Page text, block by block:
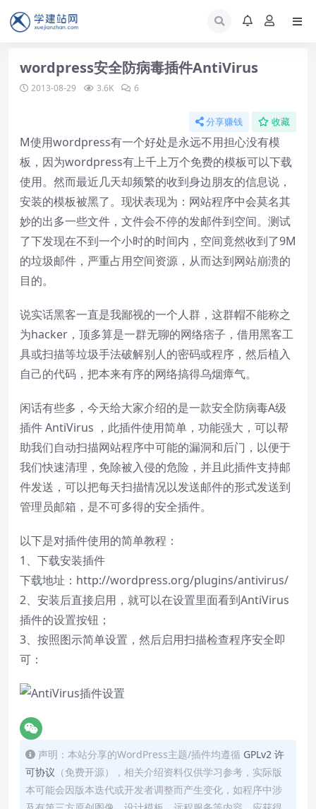
wordpress安全防病毒插件AntiVirus
2013-08-29 3.6K 6
分享赚钱 收藏
M使用wordpress有一个好处是永远不用担心没有模
板，因为wordpress有上千上万个免费的模板可以下载
使用。然而最近几天却频繁的收到身边朋友的信息说，
安装的模板被黑了。现状表现为：网站程序中会莫名其
妙的出多一些文件，文件会不停的发邮件到空间。测试
了下发现在不到一个小时的时间内，空间竟然收到了9M
的垃圾邮件，严重占用空间资源，从而达到网站崩溃的
目的。
说实话黑客一直是我鄙视的一个人群，这群帽不能称之
为hacker，顶多算是一群无聊的网络痞子，借用黑客工
具或扫描等垃圾手法破解别人的密码或程序，然后植入
自己的代码，把本来有序的网络搞得乌烟瘴气。
闲话有些多，今天给大家介绍的是一款安全防病毒A级
插件 AntiVirus ，此插件使用简单，功能强大，可以帮
助我们自动扫描网站程序中可能的漏洞和后门，以便于
我们快速清理，免除被入侵的危险，并且此插件支持邮
件发送，可以把每天扫描情况以发送邮件的形式发送到
管理员邮箱，是不可多得的安全插件。
以下是对插件使用的简单教程：
1、下载安装插件
下载地址：http://wordpress.org/plugins/antivirus/
2、安装后直接启用，就可以在设置里面看到AntiVirus
插件的设置按钮；
3、按照图示简单设置，然后启用扫描检查程序安全即
可：
声明：本站分享的WordPress主题/插件均遵循 GPLv2 许
可协议 （免费开源），相关介绍资料仅供学习参考，实际版
本可能会因版本迭代或开发者调整而产生变化，如程序中涉